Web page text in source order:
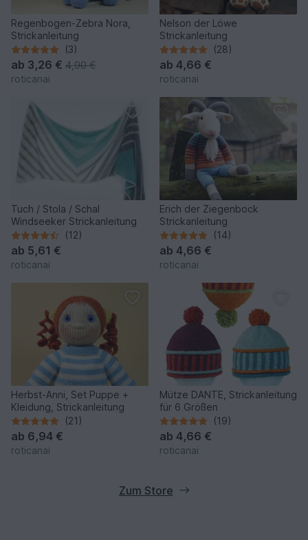
Regenbogen-Zebra Nora,
Strickanleitung
(3)
ab 3,26 € 4,90 €
roticanai
Nelson der Löwe
Strickanleitung
(28)
ab 4,66 €
roticanai
Tuch / Stola / Schal
Windseeker Strickanleitung
(12)
ab 5,61 €
roticanai
Erich der Ziegenbock
Strickanleitung
(14)
ab 4,66 €
roticanai
Herbst-Anni, Set Puppe +
Kleidung, Strickanleitung
(21)
ab 6,94 €
roticanai
Mütze DANTE, Strickanleitung
für 6 Größen
(19)
ab 4,66 €
roticanai
Zum Store